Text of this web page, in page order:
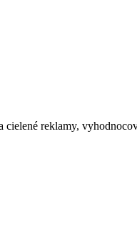
cielené reklamy,